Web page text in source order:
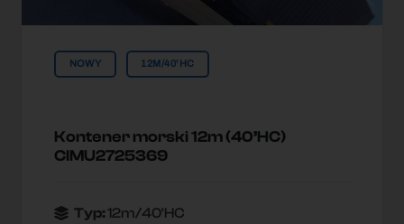
NOWY 12M/40'HC
Kontener morski 12m (40’HC)
CIMU2725369
Typ:12m/40'HC